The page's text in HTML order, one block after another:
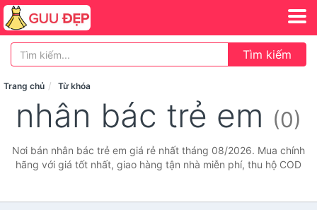
Tìm kiếm
Trang chủ Từ khóa
nhân bác trẻ em (0)
Nơi bán nhân bác trẻ em giá rẻ nhất tháng 08/2026. Mua chính
hãng với giá tốt nhất, giao hàng tận nhà miễn phí, thu hộ COD